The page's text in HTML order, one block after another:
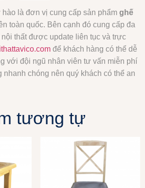
hào là đơn vị cung cấp sản phẩm ghế
toàn quốc. Bên cạnh đó cung cấp đa
thất được update liên tục và trực
để khách hàng có thể dễ
với đội ngũ nhân viên tư vấn miễn phí
nhanh chóng nên quý khách có thể an
tương tự